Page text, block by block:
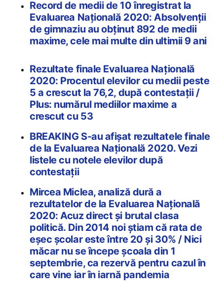
Record de medii de 10 înregistrat la
Evaluarea Națională 2020: Absolvenții
de gimnaziu au obținut 892 de medii
maxime, cele mai multe din ultimii 9 ani
Rezultate finale Evaluarea Națională
2020: Procentul elevilor cu medii peste
5 a crescut la 76,2, după contestații /
Plus: numărul mediilor maxime a
crescut cu 53
BREAKING S-au afișat rezultatele finale
de la Evaluarea Națională 2020. Vezi
listele cu notele elevilor după
contestații
Mircea Miclea, analiză dură a
rezultatelor de la Evaluarea Națională
2020: Acuz direct și brutal clasa
politică. Din 2014 noi știam că rata de
eșec școlar este între 20 și 30% / Nici
măcar nu se începe școala din 1
septembrie, ca rezervă pentru cazul în
care vine iar în iarnă pandemia